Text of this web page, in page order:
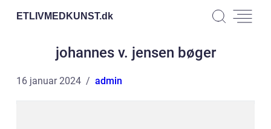
ETLIVMEDKUNST.dk
johannes v. jensen bøger
16 januar 2024 admin